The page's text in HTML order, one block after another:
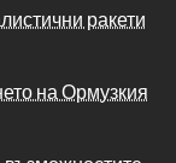
ракети
на Ормузкия